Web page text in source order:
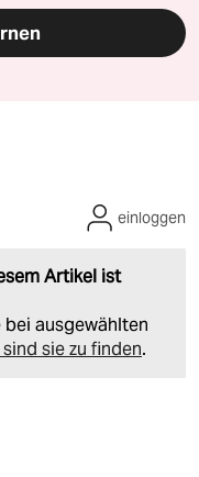
Artikel ist
ausgewählten
sie zu finden.
einloggen